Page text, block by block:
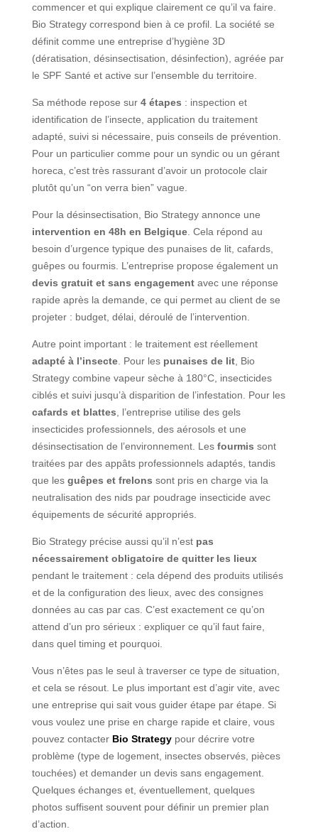
commencer et qui explique clairement ce qu’il va faire.
Bio Strategy correspond bien à ce profil. La société se
définit comme une entreprise d’hygiène 3D
(dératisation, désinsectisation, désinfection), agréée par
le SPF Santé et active sur l’ensemble du territoire.
Sa méthode repose sur 4 étapes : inspection et
identification de l’insecte, application du traitement
adapté, suivi si nécessaire, puis conseils de prévention.
Pour un particulier comme pour un syndic ou un gérant
horeca, c’est très rassurant d’avoir un protocole clair
plutôt qu’un “on verra bien” vague.
Pour la désinsectisation, Bio Strategy annonce une
intervention en 48h en Belgique. Cela répond au
besoin d’urgence typique des punaises de lit, cafards,
guêpes ou fourmis. L’entreprise propose également un
devis gratuit et sans engagementavec une réponse
rapide après la demande, ce qui permet au client de se
projeter : budget, délai, déroulé de l’intervention.
Autre point important : le traitement est réellement
adapté à l’insecte. Pour les punaises de lit, Bio
Strategy combine vapeur sèche à 180°C, insecticides
ciblés et suivi jusqu’à disparition de l’infestation. Pour les
cafards et blattes , l’entreprise utilise des gels
insecticides professionnels, des aérosols et une
désinsectisation de l’environnement. Les fourmis sont
traitées par des appâts professionnels adaptés, tandis
que les guêpes et frelons sont pris en charge via la
neutralisation des nids par poudrage insecticide avec
équipements de sécurité appropriés.
Bio Strategy précise aussi qu’il n’est pas
nécessairement obligatoire de quitter les lieux
pendant le traitement : cela dépend des produits utilisés
et de la configuration des lieux, avec des consignes
données au cas par cas. C’est exactement ce qu’on
attend d’un pro sérieux : expliquer ce qu’il faut faire,
dans quel timing et pourquoi.
Vous n’êtes pas le seul à traverser ce type de situation,
et cela se résout. Le plus important est d’agir vite, avec
une entreprise qui sait vous guider étape par étape. Si
vous voulez une prise en charge rapide et claire, vous
pouvez contacter Bio Strategypour décrire votre
problème (type de logement, insectes observés, pièces
touchées) et demander un devis sans engagement.
Quelques échanges et, éventuellement, quelques
photos suffisent souvent pour définir un premier plan
d’action.